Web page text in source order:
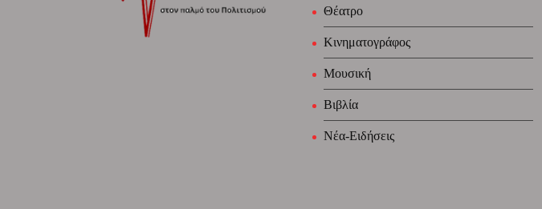
Θέατρο
Κινηματογράφος
Μουσική
Βιβλία
Νέα-Ειδήσεις